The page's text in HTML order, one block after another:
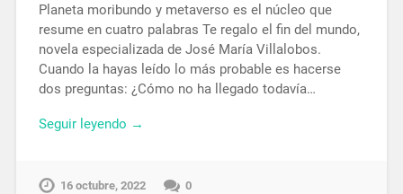
Planeta moribundo y metaverso es el núcleo que
resume en cuatro palabras Te regalo el fin del mundo,
novela especializada de José María Villalobos.
Cuando la hayas leído lo más probable es hacerse
dos preguntas: ¿Cómo no ha llegado todavía…
Seguir leyendo →
16 octubre, 2022 0